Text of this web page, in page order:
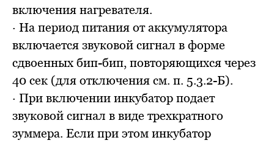
включения нагревателя.
· На период питания от аккумулятора
включается звуковой сигнал в форме
сдвоенных бип-бип, повторяющихся через
40 сек (для отключения см. п. 5.3.2-Б).
· При включении инкубатор подает
звуковой сигнал в виде трехкратного
зуммера. Если при этом инкубатор